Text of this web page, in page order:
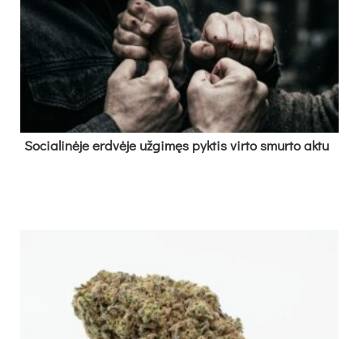
So­cia­li­nė­je erd­vė­je už­gi­męs pyk­tis vir­to smur­to ak­tu